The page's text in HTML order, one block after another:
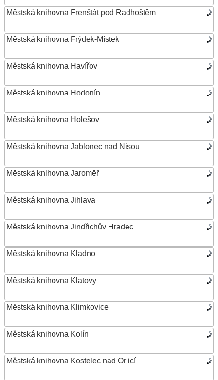
Městská knihovna Frenštát pod Radhoštěm
Městská knihovna Frýdek-Místek
Městská knihovna Havířov
Městská knihovna Hodonín
Městská knihovna Holešov
Městská knihovna Jablonec nad Nisou
Městská knihovna Jaroměř
Městská knihovna Jihlava
Městská knihovna Jindřichův Hradec
Městská knihovna Kladno
Městská knihovna Klatovy
Městská knihovna Klimkovice
Městská knihovna Kolín
Městská knihovna Kostelec nad Orlicí